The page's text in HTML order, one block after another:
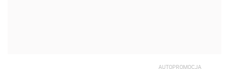
AUTOPROMOCJA